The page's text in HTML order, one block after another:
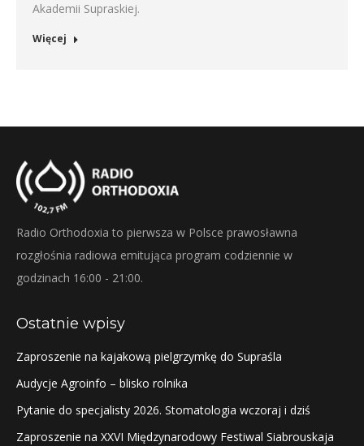
Akademii Supraskiej.
Więcej
Radio Orthodoxia to pierwsza w Polsce prawosławna
rozgłośnia radiowa emitująca program codziennie w
godzinach 16:00 - 21:00.
Ostatnie wpisy
Zaproszenie na kajakową pielgrzymkę do Supraśla
Audycje Agroinfo – blisko rolnika
Pytanie do specjalisty 2026. Stomatologia wczoraj i dziś
Zaproszenie na XXVI Międzynarodowy Festiwal Siabrouskaja